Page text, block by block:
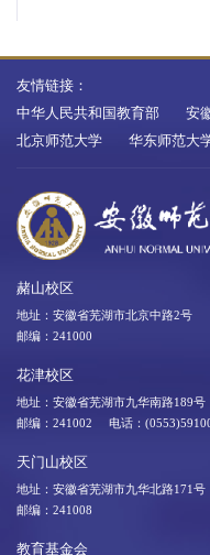
友情链接：
中华人民共和国教育部
安
北京师范大学
华东师范大
赭山校区
地址：安徽省芜湖市北京中路2号
邮编：241000
花津校区
地址：安徽省芜湖市九华南路189号
邮编：241002 电话：
天门山校区
地址：安徽省芜湖市九华北路171号
邮编：241008
教育基金会